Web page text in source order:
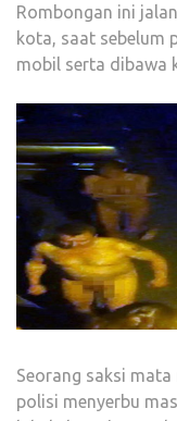
Rombongan ini
kota, saat sebelum
mobil serta dibawa
Seorang saksi
polisi menyerbu